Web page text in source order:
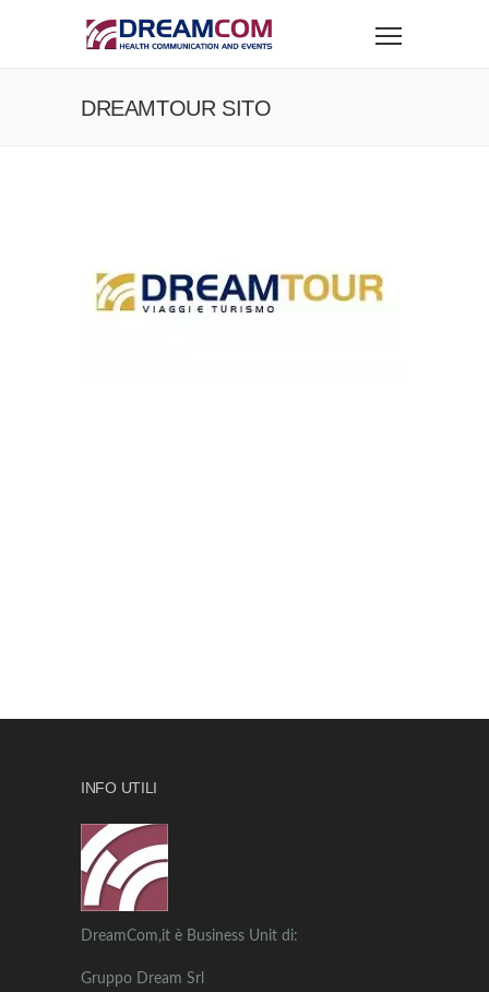
DREAMTOUR SITO
INFO UTILI
DreamCom,it è Business Unit di:
Gruppo Dream Srl